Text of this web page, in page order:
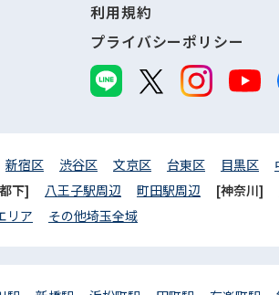
利用規約
プライバシーポリシー
新宿区 渋谷区 文京区 台東区 目黒区
下] 八王子駅周辺 町田駅周辺 [神奈川]
リア その他埼玉全域